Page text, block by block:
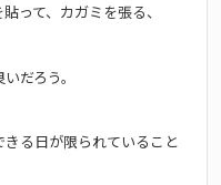
って、カガミを張る、
だろう。
る日が限られていること